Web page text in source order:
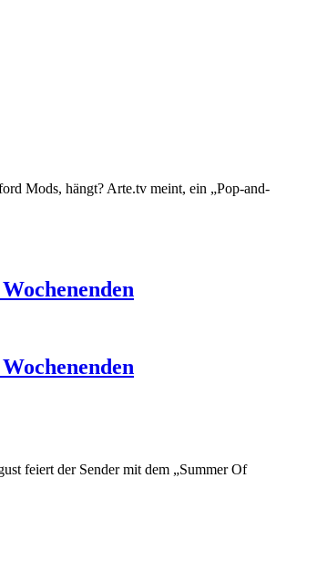
Mods, hängt? Arte.tv meint, ein „Pop-and-
feiert der Sender mit dem „Summer Of